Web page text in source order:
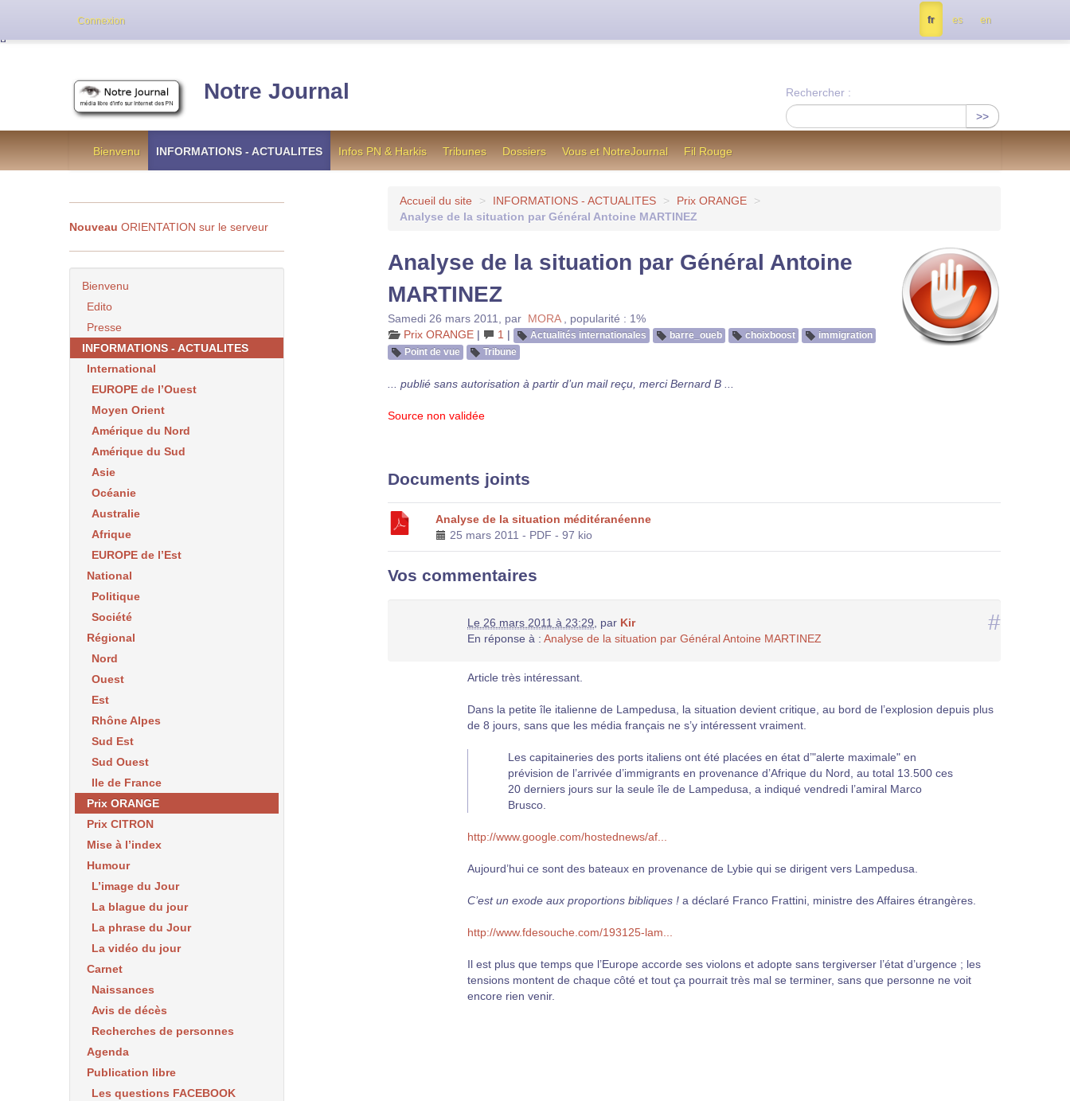
Notre Journal
Rechercher :
>>
Bienvenu INFORMATIONS - ACTUALITES Infos PN & Harkis Tribunes Dossiers Vous et NotreJournal Fil Rouge
Accueil du site > INFORMATIONS - ACTUALITES > Prix ORANGE
>
Analyse de la situation par Général Antoine MARTINEZ
Analyse de la situation par Général Antoine
MARTINEZ
Samedi 26 mars 2011 par MORA
popularité : 1%
Prix ORANGE | 1 | Actualités internationales barre_oueb choixboost
immigration
Point de vue
Tribune
... publié sans autorisation à partir d’un mail reçu, merci Bernard B ...
Source non validée
Documents joints
Analyse de la situation méditéranéenne
25 mars 2011 - PDF - 97 kio
Vos commentaires
#
Le 26 mars 2011 à 23:29 par Kir
En réponse à : Analyse de la situation par Général Antoine MARTINEZ
Article très intéressant.
Dans la petite île italienne de Lampedusa, la situation devient critique, au bord de l’explosion depuis plus
de 8 jours, sans que les média français ne s’y intéressent vraiment.
Les capitaineries des ports italiens ont été placées en état d’"alerte maximale" en
prévision de l’arrivée d’immigrants en provenance d’Afrique du Nord, au total 13.500 ces
20 derniers jours sur la seule île de Lampedusa, a indiqué vendredi l’amiral Marco
Brusco.
http://www.google.com/hostednews/af...
Aujourd’hui ce sont des bateaux en provenance de Lybie qui se dirigent vers Lampedusa.
C’est un exode aux proportions bibliques ! a déclaré Franco Frattini, ministre des Affaires étrangères.
http://www.fdesouche.com/193125-lam...
Il est plus que temps que l’Europe accorde ses violons et adopte sans tergiverser l’état d’urgence ; les
tensions montent de chaque côté et tout ça pourrait très mal se terminer, sans que personne ne voit
encore rien venir.
Nouveau ORIENTATION sur le serveur
Bienvenu
Edito
Presse
INFORMATIONS - ACTUALITES
International
EUROPE de l’Ouest
Moyen Orient
Amérique du Nord
Amérique du Sud
Asie
Océanie
Australie
Afrique
EUROPE de l’Est
National
Politique
Société
Régional
Nord
Ouest
Est
Rhône Alpes
Sud Est
Sud Ouest
Ile de France
Prix ORANGE
Prix CITRON
Mise à l’index
Humour
L’image du Jour
La blague du jour
La phrase du Jour
La vidéo du jour
Carnet
Naissances
Avis de décès
Recherches de personnes
Agenda
Publication libre
Les questions FACEBOOK
Connexion fr es en
Cette version de NotreJournal représente l’ancienne formule utilisée jusqu’en octobre 2012, en cas de difficultés, contactez nous à info@notrejournal.info !